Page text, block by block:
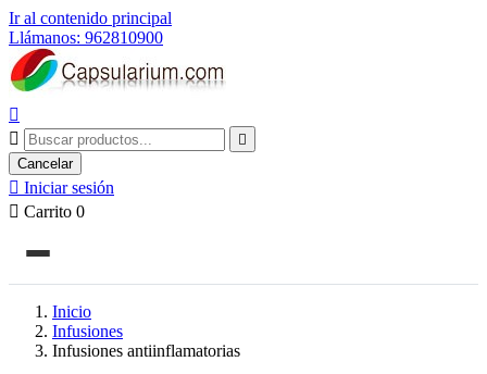
Ir al contenido principal
Llámanos: 962810900



Cancelar
 Iniciar sesión
 Carrito 0
Inicio
Infusiones
Infusiones antiinflamatorias